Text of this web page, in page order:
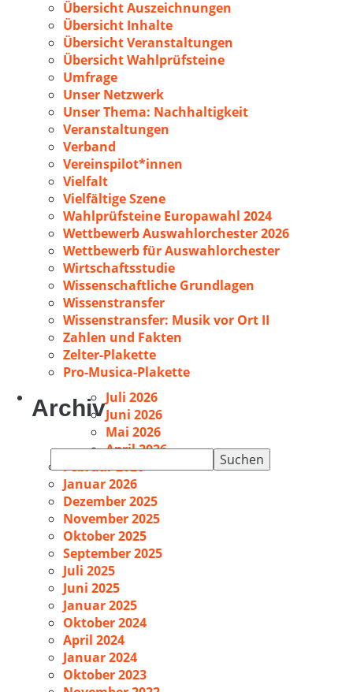
nach:
Übersicht Auszeichnungen
Übersicht Inhalte
Übersicht Veranstaltungen
Übersicht Wahlprüfsteine
Umfrage
Unser Netzwerk
Unser Thema: Nachhaltigkeit
Veranstaltungen
Verband
Vereinspilot*innen
Vielfalt
Vielfältige Szene
Wahlprüfsteine Europawahl 2024
Wettbewerb Auswahlorchester 2026
Wettbewerb für Auswahlorchester
Wirtschaftsstudie
Wissenschaftliche Grundlagen
Wissenstransfer
Wissenstransfer: Musik vor Ort II
Zahlen und Fakten
Zelter-Plakette
Pro-Musica-Plakette
ArchivJuli 2026
Juni 2026
Mai 2026
April 2026
Februar 2026
Januar 2026
Dezember 2025
November 2025
Oktober 2025
September 2025
Juli 2025
Juni 2025
Januar 2025
Oktober 2024
April 2024
Januar 2024
Oktober 2023